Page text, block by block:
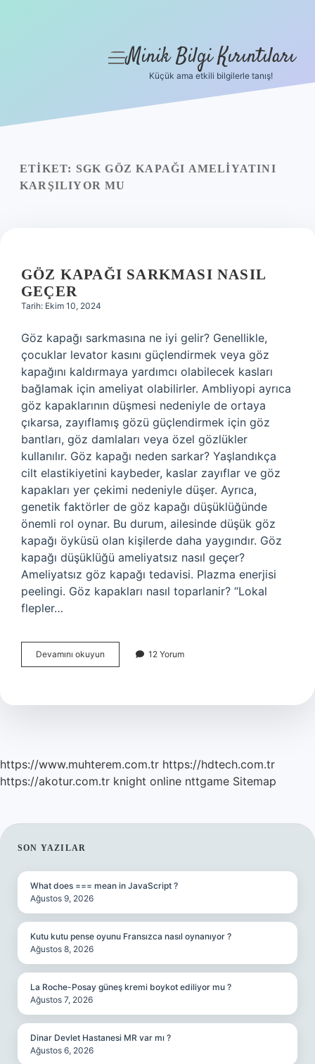
Yasal Uyarı
menüyü
Minik Bilgi Kırıntıları
Küçük ama etkili bilgilerle tanış!
ETIKET: SGK GÖZ KAPAĞI AMELIYATINI
KARŞILIYOR MU
GÖZ KAPAĞI SARKMASI NASIL
GEÇER
Tarih: Ekim 10, 2024
Göz kapağı sarkmasına ne iyi gelir? Genellikle,
çocuklar levator kasını güçlendirmek veya göz
kapağını kaldırmaya yardımcı olabilecek kasları
bağlamak için ameliyat olabilirler. Ambliyopi ayrıca
göz kapaklarının düşmesi nedeniyle de ortaya
çıkarsa, zayıflamış gözü güçlendirmek için göz
bantları, göz damlaları veya özel gözlükler
kullanılır. Göz kapağı neden sarkar? Yaşlandıkça
cilt elastikiyetini kaybeder, kaslar zayıflar ve göz
kapakları yer çekimi nedeniyle düşer. Ayrıca,
genetik faktörler de göz kapağı düşüklüğünde
önemli rol oynar. Bu durum, ailesinde düşük göz
kapağı öyküsü olan kişilerde daha yaygındır. Göz
kapağı düşüklüğü ameliyatsız nasıl geçer?
Ameliyatsız göz kapağı tedavisi. Plazma enerjisi
peelingi. Göz kapakları nasıl toparlanir? “Lokal
flepler…
Devamını okuyun
Kapağı
Geçer
12 Yorum
https://www.muhterem.com.tr https://hdtech.com.tr
https://akotur.com.tr knight online nttgame Sitemap
SIDEBAR
SON YAZILAR
What does === mean in JavaScript ?
Ağustos 9, 2026
Kutu kutu pense oyunu Fransızca nasıl oynanıyor ?
Ağustos 8, 2026
La Roche-Posay güneş kremi boykot ediliyor mu ?
Ağustos 7, 2026
Dinar Devlet Hastanesi MR var mı ?
Ağustos 6, 2026